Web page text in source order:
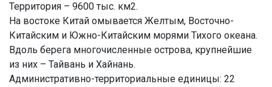
Территория – 9600 тыс. км2.
На востоке Китай омывается Желтым, Восточно-
Китайским и Южно-Китайским морями Тихого океана.
Вдоль берега многочисленные острова, крупнейшие
из них – Тайвань и Хайнань.
Административно-территориальные единицы: 22